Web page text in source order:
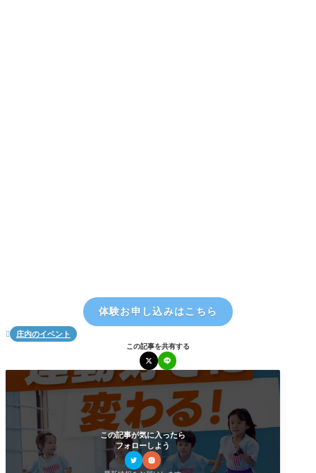
体験お申し込みはこちら
 庄内のイベント
この記事を共有する
この記事が気に入ったら
フォローしよう